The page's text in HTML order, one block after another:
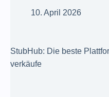
10. April 2026
StubHub: Die beste
verkäufe